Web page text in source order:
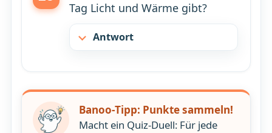
Tag Licht und Wärme gibt?
Antwort
Banoo-Tipp: Punkte sammeln!
Macht ein Quiz-Duell: Für jede